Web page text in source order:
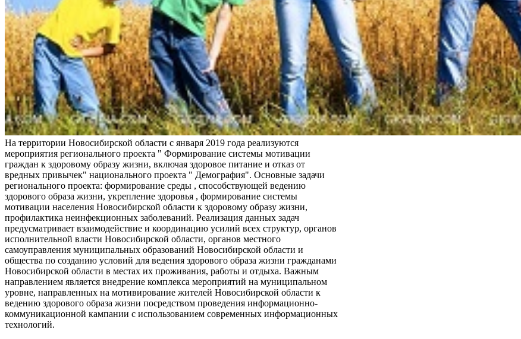
На территории Новосибирской области с января 2019 года реализуются
мероприятия регионального проекта " Формирование системы мотивации
граждан к здоровому образу жизни, включая здоровое питание и отказ от
вредных привычек" национального проекта " Демография". Основные задачи
регионального проекта: формирование среды , способствующей ведению
здорового образа жизни, укрепление здоровья , формирование системы
мотивации населения Новосибирской области к здоровому образу жизни,
профилактика неинфекционных заболеваний. Реализация данных задач
предусматривает взаимодействие и координацию усилий всех структур, органов
исполнительной власти Новосибирской области, органов местного
самоуправления муниципальных образований Новосибирской области и
общества по созданию условий для ведения здорового образа жизни гражданами
Новосибирской области в местах их проживания, работы и отдыха. Важным
направлением является внедрение комплекса мероприятий на муниципальном
уровне, направленных на мотивирование жителей Новосибирской области к
ведению здорового образа жизни посредством проведения информационно-
коммуникационной кампании с использованием современных информационных
технологий.